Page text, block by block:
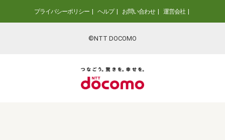
プライバシーポリシー ヘルプ お問い合わせ 運営会社
©NTT DOCOMO